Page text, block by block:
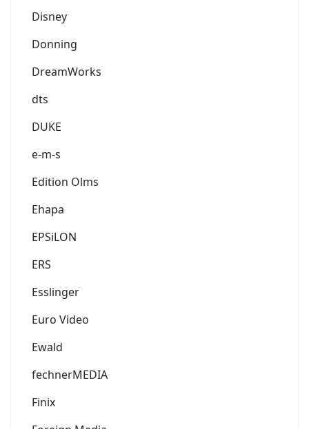
Disney
Donning
DreamWorks
dts
DUKE
e-m-s
Edition Olms
Ehapa
EPSiLON
ERS
Esslinger
Euro Video
Ewald
fechnerMEDIA
Finix